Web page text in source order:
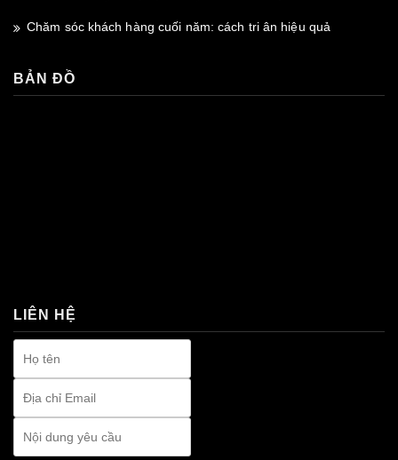
Chăm sóc khách hàng cuối năm: cách tri ân hiệu quả
BẢN ĐỒ
LIÊN HỆ